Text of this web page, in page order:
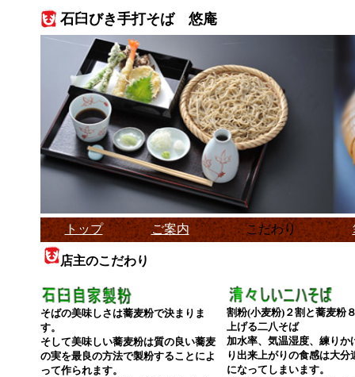
石臼びき手打そば 悠庵
トップ ご案内 こだわり
店主のこだわり
そばの美味しさは蕎麦粉で決まりま
す。
そして美味しい蕎麦粉は質の良い蕎麦
の実を最良の方法で製粉することによ
って作られます。
割粉(小麦粉)２割と蕎麦粉
上げる二八そば
加水率、気温湿度、練りか
り出来上がりの食感は大分
になってしまいます。